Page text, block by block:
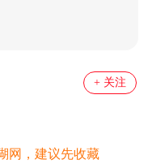
+ 关注
网，建议先收藏